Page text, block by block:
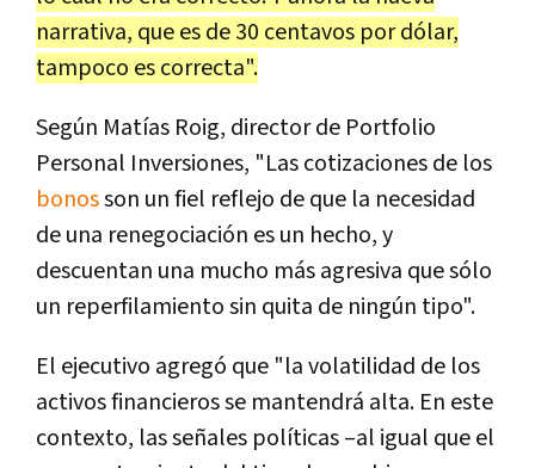
narrativa, que es de 30 centavos por dólar,
tampoco es correcta".
Según Matías Roig, director de Portfolio
Personal Inversiones, "Las cotizaciones de los
bonosson un fiel reflejo de que la necesidad
de una renegociación es un hecho, y
descuentan una mucho más agresiva que sólo
un reperfilamiento sin quita de ningún tipo".
El ejecutivo agregó que "la volatilidad de los
activos financieros se mantendrá alta. En este
contexto, las señales políticas –al igual que el